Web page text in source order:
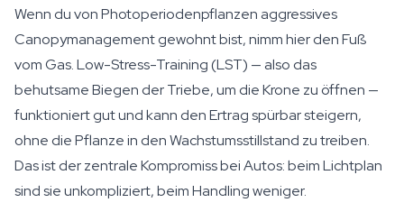
Wenn du von Photoperiodenpflanzen aggressives
Canopymanagement gewohnt bist, nimm hier den Fuß
vom Gas. Low-Stress-Training (LST) — also das
behutsame Biegen der Triebe, um die Krone zu öffnen —
funktioniert gut und kann den Ertrag spürbar steigern,
ohne die Pflanze in den Wachstumsstillstand zu treiben.
Das ist der zentrale Kompromiss bei Autos: beim Lichtplan
sind sie unkompliziert, beim Handling weniger.